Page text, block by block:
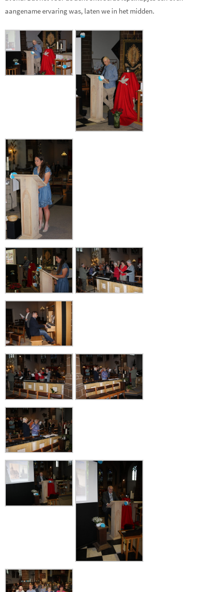
aangename ervaring was, laten we in het midden.